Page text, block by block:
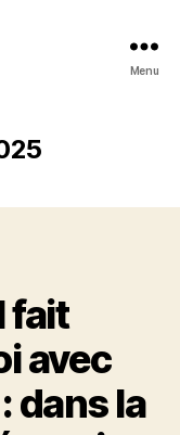
Menu
fait
avec
dans la